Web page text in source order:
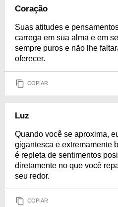
Coração
Suas atitudes e
carrega em sua alma e em
sempre puros e não lhe
oferecer.
COPIAR
Luz
Quando você se aproxima,
gigantesca e extremamente
é repleta de sentimentos
diretamente no que você
seu redor.
COPIAR